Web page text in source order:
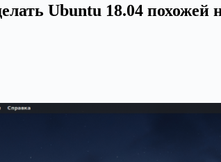
Ubuntu 18.04 похожей